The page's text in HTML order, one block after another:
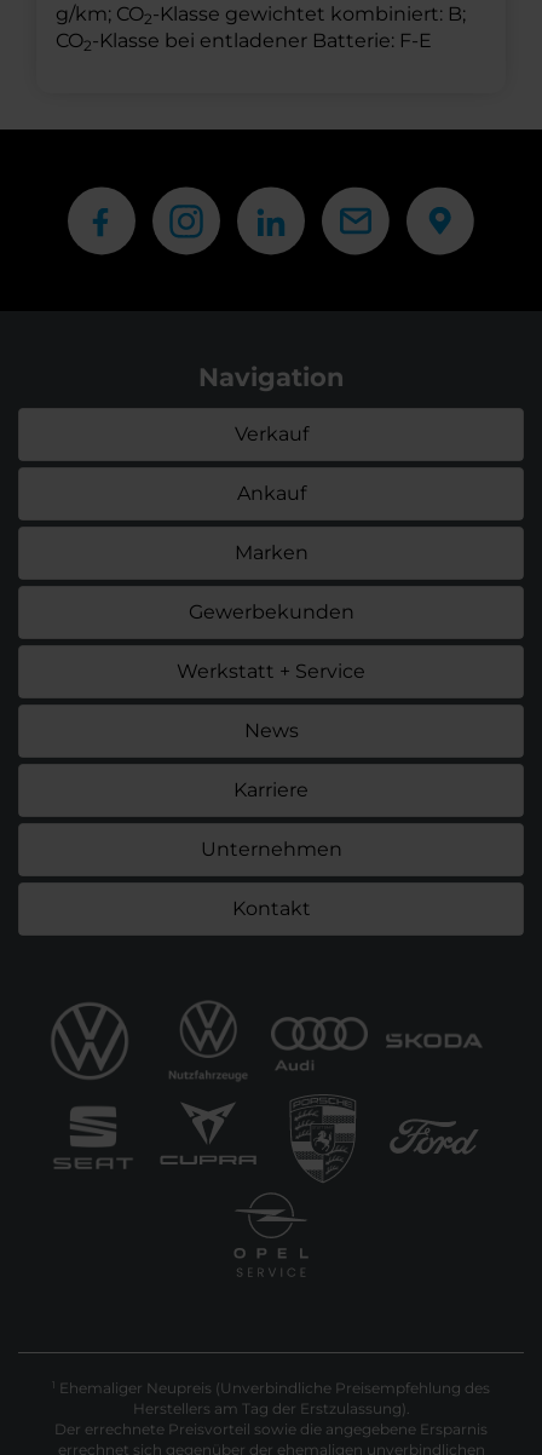
g/km; CO2-Klasse gewichtet kombiniert: B;
CO2-Klasse bei entladener Batterie: F-E
Navigation
Verkauf
Ankauf
Marken
Gewerbekunden
Werkstatt + Service
News
Karriere
Unternehmen
Kontakt
1 Ehemaliger Neupreis (Unverbindliche Preisempfehlung des
Herstellers am Tag der Erstzulassung).
Der errechnete Preisvorteil sowie die angegebene Ersparnis
errechnet sich gegenüber der ehemaligen unverbindlichen